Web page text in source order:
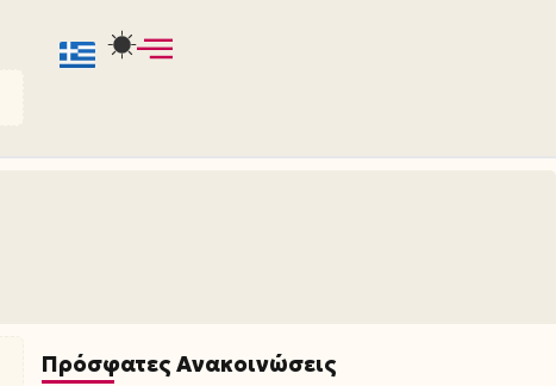
Πρόσφατες Ανακοινώσεις